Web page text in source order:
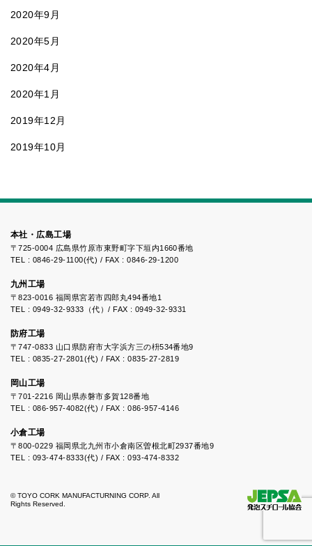
2020年9月
2020年5月
2020年4月
2020年1月
2019年12月
2019年10月
本社・広島工場
〒725-0004 広島県竹原市東野町字下垣内1660番地
TEL : 0846-29-1100(代) / FAX : 0846-29-1200
九州工場
〒823-0016 福岡県宮若市四郎丸494番地1
TEL : 0949-32-9333（代）/ FAX : 0949-32-9331
防府工場
〒747-0833 山口県防府市大字浜方三の枡534番地9
TEL : 0835-27-2801(代) / FAX : 0835-27-2819
岡山工場
〒701-2216 岡山県赤磐市多賀128番地
TEL : 086-957-4082(代) / FAX : 086-957-4146
小倉工場
〒800-0229 福岡県北九州市小倉南区曽根北町2937番地9
TEL : 093-474-8333(代) / FAX : 093-474-8332
© TOYO CORK MANUFACTURNING CORP. All
Rights Reserved.